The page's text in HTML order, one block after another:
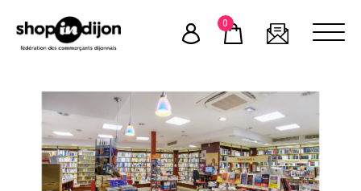
content
0